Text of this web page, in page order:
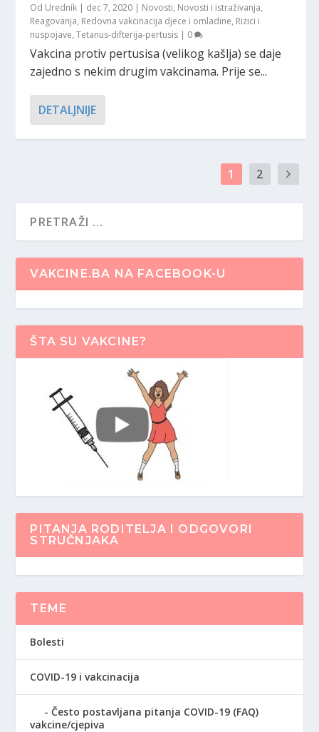
Od Urednik | dec 7, 2020 | Novosti, Novosti i istraživanja,
Reagovanja, Redovna vakcinacija djece i omladine, Rizici i
nuspojave,Tetanus-difterija-pertusis | 0
Vakcina protiv pertusisa (velikog kašlja) se daje
zajedno s nekim drugim vakcinama. Prije se...
DETALJNIJE
1 2
VAKCINE.BA NA FACEBOOK-U
ŠTA SU VAKCINE?
PITANJA RODITELJA I ODGOVORI
STRUČNJAKA
TEME
Bolesti
COVID-19 i vakcinacija
Često postavljana pitanja COVID-19 (FAQ)
vakcine/cjepiva